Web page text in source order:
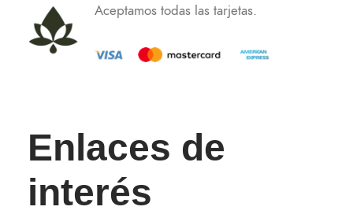
Aceptamos todas las tarjetas.
Enlaces de
interés